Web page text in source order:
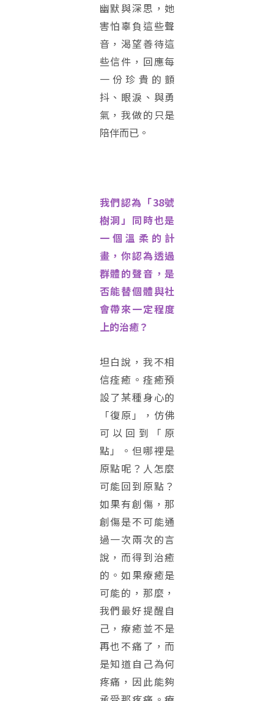
幽默與深思，她
害怕辜負這些聲
音，渴望善待這
些信件，回應每
一份珍貴的顫
抖、眼淚、與勇
氣，我做的只是
陪伴而已。
我們認為「38號
樹洞」同時也是
一個溫柔的計
畫，你認為透過
群體的聲音，是
否能替個體與社
會帶來一定程度
上的治癒？
坦白說，我不相
信痊癒。痊癒預
設了某種身心的
「復原」，仿佛
可以回到「原
點」。但哪裡是
原點呢？人怎麼
可能回到原點？
如果有創傷，那
創傷是不可能通
過一次兩次的言
說，而得到治癒
的。如果療癒是
可能的，那麼，
我們最好提醒自
己，療癒並不是
再也不痛了，而
是知道自己為何
疼痛，因此能夠